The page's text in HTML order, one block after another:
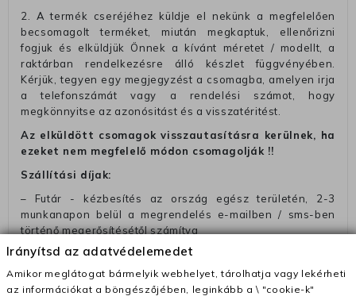
2. A termék cseréjéhez küldje el nekünk a megfelelően
becsomagolt terméket, miután megkaptuk, ellenőrizni
fogjuk és elküldjük Önnek a kívánt méretet / modellt, a
raktárban rendelkezésre álló készlet függvényében.
Kérjük, tegyen egy megjegyzést a csomagba, amelyen irja
a telefonszámát vagy a rendelési számot, hogy
megkönnyitse az azonósitást és a visszatéritést.
Az elküldött csomagok visszautasításra kerülnek, ha
ezeket nem megfelelő módon csomagolják !!
Szállítási díjak:
– Futár - kézbesítés az ország egész területén, 2-3
munkanapon belül a megrendelés e-mailben / sms-ben
történő megerősítésétől számítva
– Szállítás 1700 Ft (+400 Ft utánvéttel)
– Ingyenes szállítás 31600 Ft feletti megrendeléseknél
(+400 Ft utánvétte)
Irányítsd az adatvédelemedet
Amikor meglátogat bármelyik webhelyet, tárolhatja vagy lekérheti
az információkat a böngészőjében, leginkább a \ "cookie-k"